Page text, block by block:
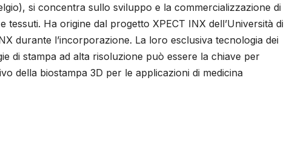
si concentra sullo sviluppo e la commercializzazione di
tessuti. Ha origine dal progetto XPECT INX dell’Università di
durante l’incorporazione. La loro esclusiva tecnologia dei
di stampa ad alta risoluzione può essere la chiave per
della biostampa 3D per le applicazioni di medicina